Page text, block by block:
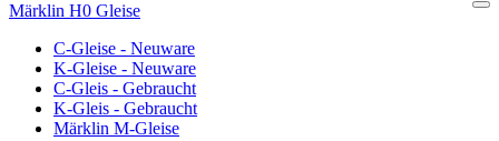
Märklin H0 Gleise
C-Gleise - Neuware
K-Gleise - Neuware
C-Gleis - Gebraucht
K-Gleis - Gebraucht
Märklin M-Gleise